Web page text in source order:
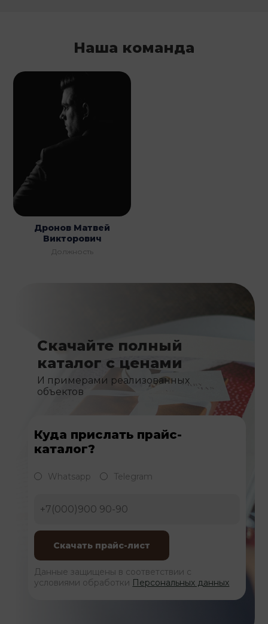
Наша команда
Дронов Матвей
Викторович
Должность
Скачайте полный
каталог с ценами
И примерами реализованных
объектов
Куда прислать прайс-
каталог?
Whatsapp Telegram
Данные защищены в соответствии с
условиями обработки Персональных данных